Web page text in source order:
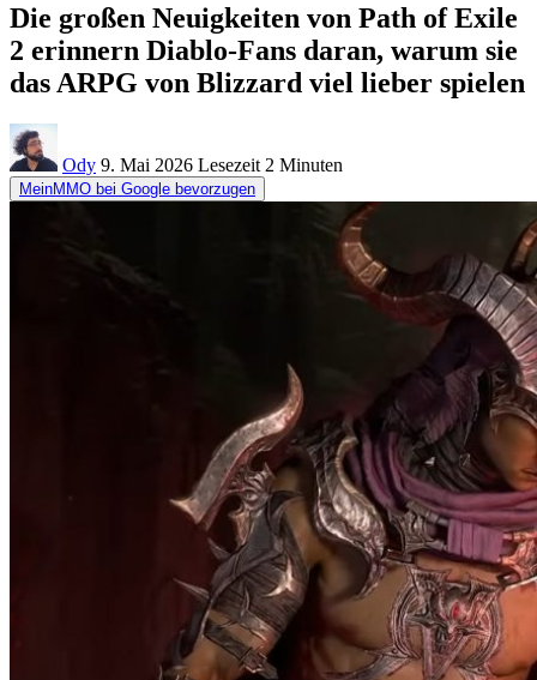
Die großen Neuigkeiten von Path of Exile
2 erinnern Diablo-Fans daran, warum sie
das ARPG von Blizzard viel lieber spielen
Ody 9. Mai 2026 Lesezeit 2 Minuten
MeinMMO bei Google bevorzugen